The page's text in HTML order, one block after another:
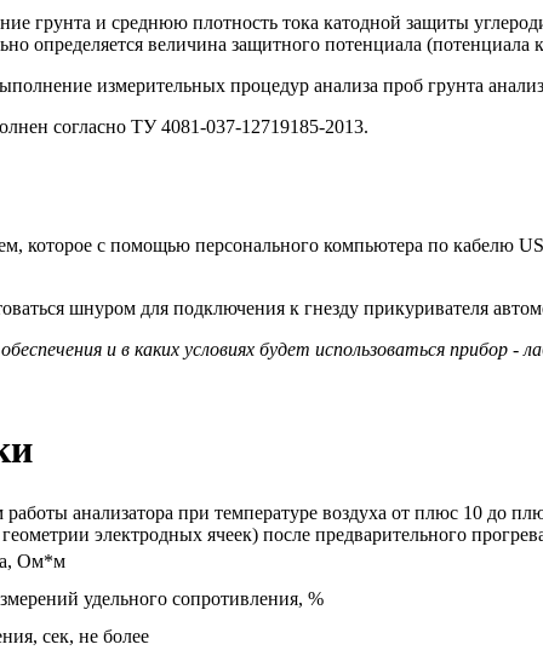
грунта и среднюю плотность тока катодной защиты
определяется величина защитного потенциала (потенциала
измерительных процедур анализа проб грунта
согласно ТУ 4081-037-12719185-2013.
с помощью персонального компьютера по кабелю
шнуром для подключения к гнезду прикуривателя
и в каких условиях будет использоваться прибор -
анализатора при температуре воздуха от плюс 10 до
электродных ячеек) после предварительного
Ом*м
удельного сопротивления, %
сек, не более